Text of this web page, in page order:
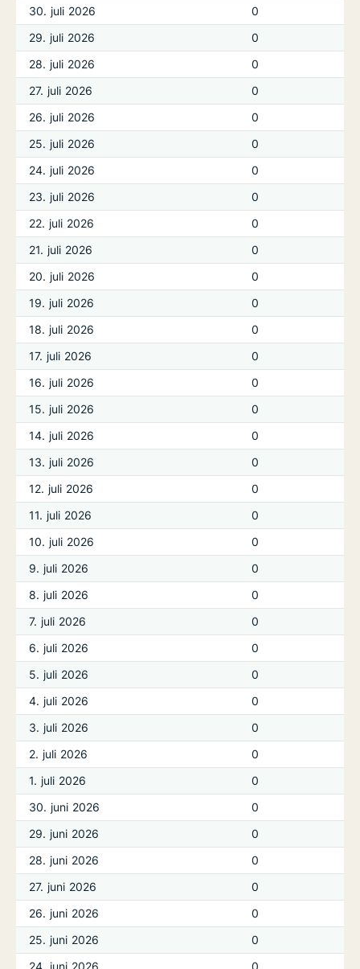
30. juli 2026
0
29. juli 2026
0
28. juli 2026
0
27. juli 2026
0
26. juli 2026
0
25. juli 2026
0
24. juli 2026
0
23. juli 2026
0
22. juli 2026
0
21. juli 2026
0
20. juli 2026
0
19. juli 2026
0
18. juli 2026
0
17. juli 2026
0
16. juli 2026
0
15. juli 2026
0
14. juli 2026
0
13. juli 2026
0
12. juli 2026
0
11. juli 2026
0
10. juli 2026
0
9. juli 2026
0
8. juli 2026
0
7. juli 2026
0
6. juli 2026
0
5. juli 2026
0
4. juli 2026
0
3. juli 2026
0
2. juli 2026
0
1. juli 2026
0
30. juni 2026
0
29. juni 2026
0
28. juni 2026
0
27. juni 2026
0
26. juni 2026
0
25. juni 2026
0
24. juni 2026
0